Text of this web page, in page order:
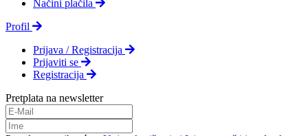
Načini plačila
Profil
Prijava / Registracija
Prijaviti se
Registracija
Pretplata na newsletter